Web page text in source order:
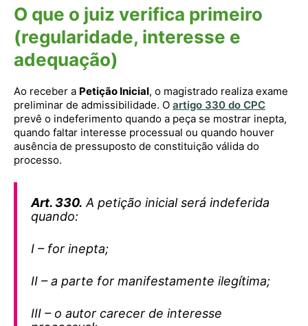
O que o juiz verifica primeiro
(regularidade, interesse e
adequação)
Ao receber a Petição Inicial, o magistrado realiza exame
preliminar de admissibilidade. O artigo 330 do CPC
prevê o indeferimento quando a peça se mostrar inepta,
quando faltar interesse processual ou quando houver
ausência de pressuposto de constituição válida do
processo.
Art. 330. A petição inicial será indeferida
quando:
I – for inepta;
II – a parte for manifestamente ilegítima;
III – o autor carecer de interesse